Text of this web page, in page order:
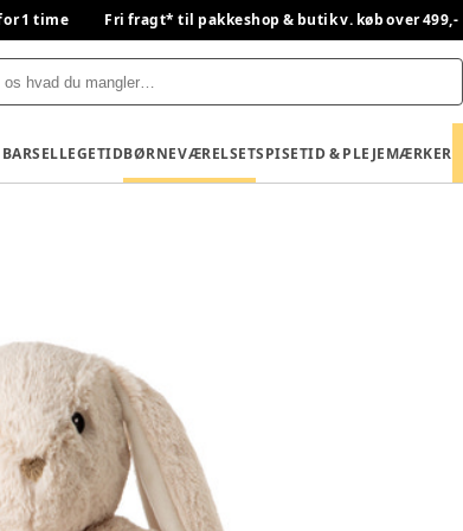
1 time Fri fragt* til pakkeshop & butik v. køb over 499,-
LEGETIDBØRNEVÆRELSETSPISETID & PLEJEMÆRKER